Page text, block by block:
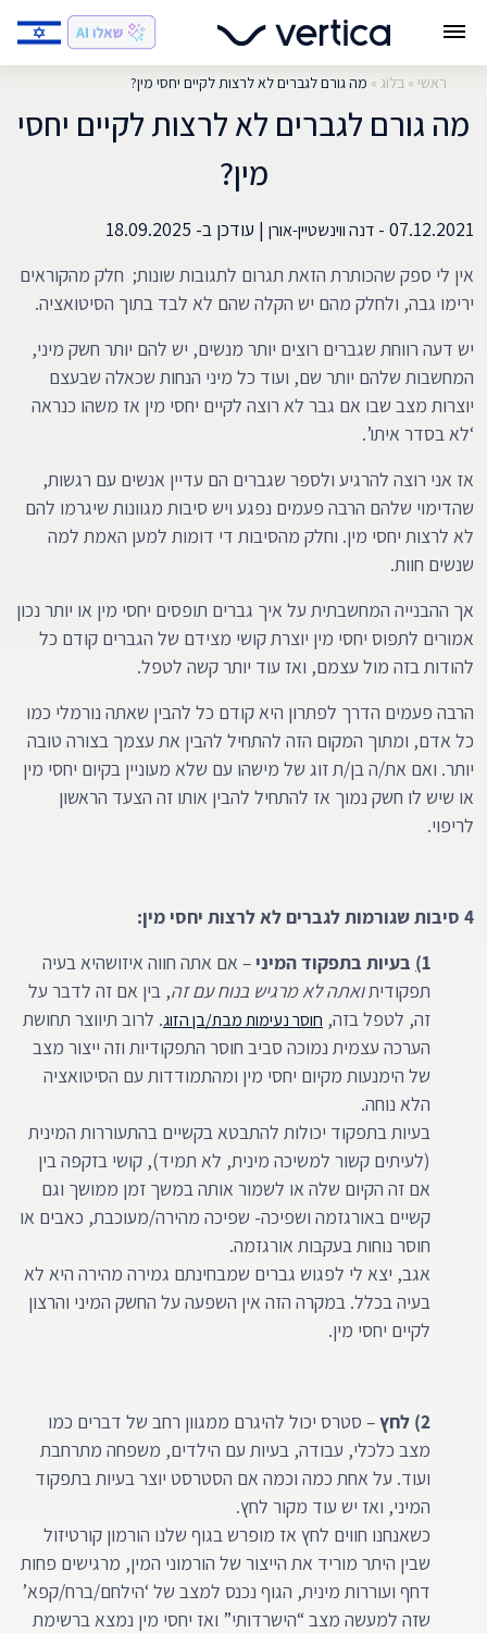
ראשי »בלוג » מה גורם לגברים לא לרצות לקיים יחסי מין?
מה גורם לגברים לא לרצות לקיים יחסי
מין?
07.12.2021 - דנה ווינשטיין-אורן | עודכן ב- 18.09.2025
אין לי ספק שהכותרת הזאת תגרום לתגובות שונות; חלק מהקוראים
ירימו גבה, ולחלק מהם יש הקלה שהם לא לבד בתוך הסיטואציה.
יש דעה רווחת שגברים רוצים יותר מנשים, יש להם יותר חשק מיני,
המחשבות שלהם יותר שם, ועוד כל מיני הנחות שכאלה שבעצם
יוצרות מצב שבו אם גבר לא רוצה לקיים יחסי מין אז משהו כנראה
‘לא בסדר איתו’.
אז אני רוצה להרגיע ולספר שגברים הם עדיין אנשים עם רגשות,
שהדימוי שלהם הרבה פעמים נפגע ויש סיבות מגוונות שיגרמו להם
לא לרצות יחסי מין. וחלק מהסיבות די דומות למען האמת למה
שנשים חוות.
אך ההבנייה המחשבתית על איך גברים תופסים יחסי מין או יותר נכון
אמורים לתפוס יחסי מין יוצרת קושי מצידם של הגברים קודם כל
להודות בזה מול עצמם, ואז עוד יותר קשה לטפל.
הרבה פעמים הדרך לפתרון היא קודם כל להבין שאתה נורמלי כמו
כל אדם, ומתוך המקום הזה להתחיל להבין את עצמך בצורה טובה
יותר. ואם את/ה בן/ת זוג של מישהו עם שלא מעוניין בקיום יחסי מין
או שיש לו חשק נמוך אז להתחיל להבין אותו זה הצעד הראשון
לריפוי.
4 סיבות שגורמות לגברים לא לרצות יחסי מין:
1
) בעיות בתפקוד המיני – אם אתה חווה איזושהיא בעיה
תפקודיתואתה לא מרגיש בנוח עם זה, בין אם זה לדבר על
זה, לטפל בזה, חוסר נעימות מבת/בן הזוג. לרוב תיווצר תחושת
הערכה עצמית נמוכה סביב חוסר התפקודיות וזה ייצור מצב
של הימנעות מקיום יחסי מין ומהתמודדות עם הסיטואציה
הלא נוחה.
בעיות בתפקוד יכולות להתבטא בקשיים בהתעוררות המינית
(לעיתים קשור למשיכה מינית, לא תמיד), קושי בזקפה בין
אם זה הקיום שלה או לשמור אותה במשך זמן ממושך וגם
קשיים באורגזמה ושפיכה- שפיכה מהירה/מעוכבת, כאבים או
חוסר נוחות בעקבות אורגזמה.
אגב, יצא לי לפגוש גברים שמבחינתם גמירה מהירה היא לא
בעיה בכלל. במקרה הזה אין השפעה על החשק המיני והרצון
לקיים יחסי מין.
2) לחץ
– סטרס יכול להיגרם ממגוון רחב של דברים כמו
מצב כלכלי, עבודה, בעיות עם הילדים, משפחה מתרחבת
ועוד. על אחת כמה וכמה אם הסטרסט יוצר בעיות בתפקוד
המיני, ואז יש עוד מקור לחץ.
כשאנחנו חווים לחץ אז מופרש בגוף שלנו הורמון קורטיזול
שבין היתר מוריד את הייצור של הורמוני המין, מרגישים פחות
דחף ועוררות מינית, הגוף נכנס למצב של ‘הילחם/ברח/קפא’
שזה למעשה מצב “הישרדותי” ואז יחסי מין נמצא ברשימת